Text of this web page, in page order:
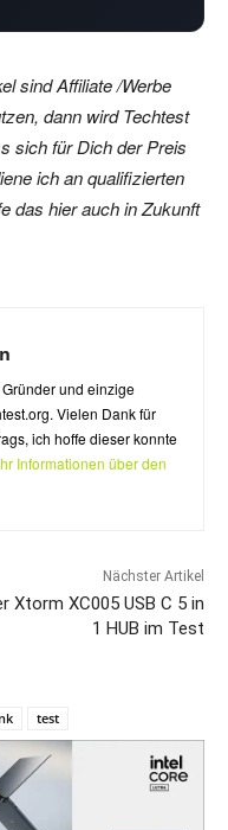
sind Affiliate /Werbe
dann wird Techtest
sich für Dich der Preis
ich an qualifizierten
das hier auch in Zukunft
und einzige
Vielen Dank für
ich hoffe dieser konnte
Informationen über den
Nächster Artikel
Xtorm XC005 USB C 5 in
1 HUB im Test
test